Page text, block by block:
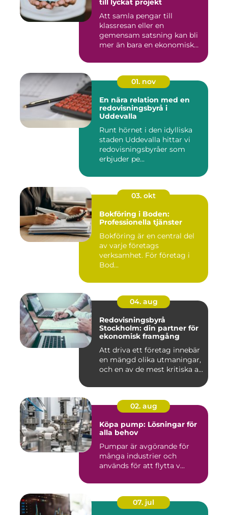
till lyckat projekt
Att samla pengar till
klassresan eller en
gemensam satsning kan bli
mer än bara en ekonomisk
01. nov
En nära relation med en
redovisningsbyrå i
Uddevalla
Runt hörnet i den idylliska
staden Uddevalla hittar vi
redovisningsbyråer som
erbjuder pe...
03. okt
Bokföring i Boden:
Professionella tjänster
Bokföring är en central del
av varje företags
verksamhet. För företag i
Bod...
04. aug
Redovisningsbyrå
Stockholm: din partner för
ekonomisk framgång
Att driva ett företag innebär
en mängd olika utmaningar,
och en av de mest kritiska a...
02. aug
Köpa pump: Lösningar för
alla behov
Pumpar är avgörande för
många industrier och
används för att flytta v...
07. jul